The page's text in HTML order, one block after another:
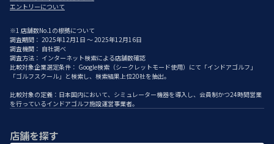
エントリーについて
※1 店舗数No.1の根拠について
調査期間： 2025年12月1日 ～ 2025年12月16日
調査機関： 自社調べ
調査方法： インターネット検索による店舗数確認
比較対象企業選定条件： Google検索（シークレットモード使用）にて「インドアゴルフ」
「ゴルフスクール」と検索し、検索結果上位20社を抽出。
比較対象の定義：日本国内において、シミュレーター機器を導入し、会員制かつ24時間営業
を行っているインドアゴルフ施設運営事業者。
店舗を探す